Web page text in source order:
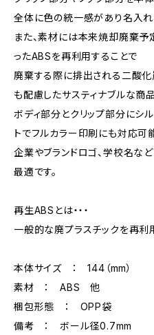
全体に色の統一感があり名入れ
また、素材には本来焼却廃棄予
ったABSを再利用することで
廃棄する際に排出される二酸
も配慮したサスティナブルな商品
ボディ部分とクリップ部分にシ
トでフルカラー印刷にも対応可
企業やブランドロゴ、学校名な
最適です。
再生ABSとは・・・
一般的な廃プラスチックを再利
本体サイズ ： 144（mm）
素材 ： ABS 他
梱包形態 ： OPP袋
備考 ： ボール径0.7mm